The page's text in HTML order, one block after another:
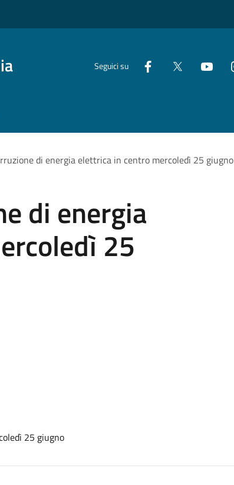
Seguici su
di energia elettrica in centro mercoledì 25 giugno
di energia
25